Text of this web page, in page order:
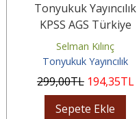
Tonyukuk Yayıncılık
KPSS AGS Türkiye
Coğrafyası Tamamı
Çözümlü Soru Bankası
Selman Kılınç
Tonyukuk Yayıncılık
299,00TL 194,35TL
Sepete Ekle